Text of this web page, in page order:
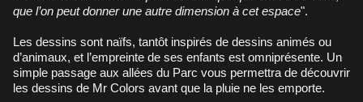
que l’on peut donner une autre dimension à cet espace".
Les dessins sont naïfs, tantôt inspirés de dessins animés ou
d’animaux, et l’empreinte de ses enfants est omniprésente. Un
simple passage aux allées du Parc vous permettra de découvrir
les dessins de Mr Colors avant que la pluie ne les emporte.